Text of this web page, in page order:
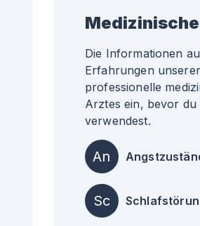
Die Informationen
Erfahrungen
professionelle
Arztes ein, bevor
verwendest.
An
Sc